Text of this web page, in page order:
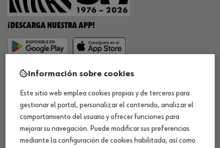
¡DESCARGA NUESTRA APP!
MÉTODOS DE PAGO
¡SÍGUENOS!
Información sobre cookies
Este sitio web emplea cookies propias y de terceros para
gestionar el portal, personalizar el contenido, analizar el
comportamiento del usuario y ofrecer funciones para
mejorar su navegación. Puede modificar sus preferencias
mediante la configuración de cookies habilitada, así como